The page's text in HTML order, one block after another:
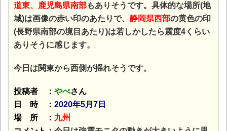
道東、鹿児島県南部もありそうです。具体的な場所(地
域)は画像の赤い印のあたりで、 静岡県西部の黄色の印
(長野県南部の境目あたり)は若しかしたら震度4くらい
ありそうに感じます。
今日は関東から西側が揺れそうです。
投稿者 ： やぺさん
日 時 ： 2020年5月7日
場 所 ： 九州